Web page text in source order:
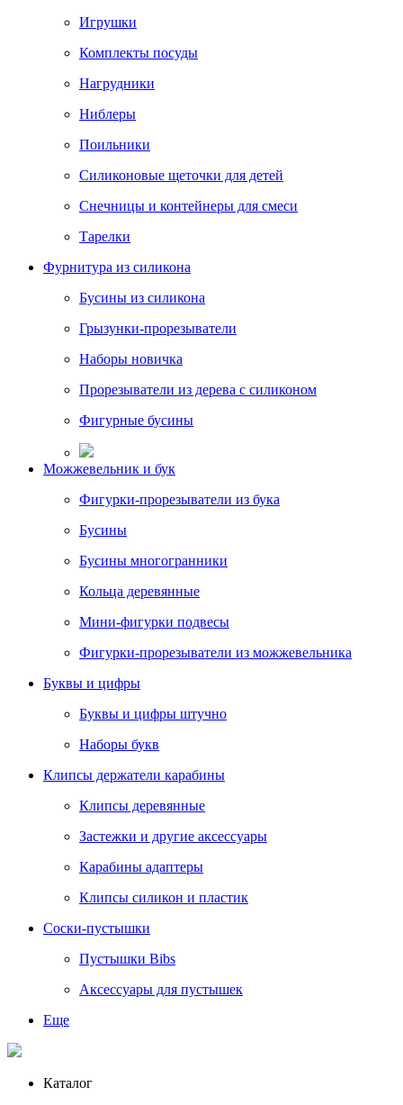
Игрушки
Комплекты посуды
Нагрудники
Ниблеры
Поильники
Силиконовые щеточки для детей
Снечницы и контейнеры для смеси
Тарелки
Фурнитура из силикона
Бусины из силикона
Грызунки-прорезыватели
Наборы новичка
Прорезыватели из дерева с силиконом
Фигурные бусины
Можжевельник и бук
Фигурки-прорезыватели из бука
Бусины
Бусины многогранники
Кольца деревянные
Мини-фигурки подвесы
Фигурки-прорезыватели из можжевельника
Буквы и цифры
Буквы и цифры штучно
Наборы букв
Клипсы держатели карабины
Клипсы деревянные
Застежки и другие аксессуары
Карабины адаптеры
Клипсы силикон и пластик
Соски-пустышки
Пустышки Bibs
Аксессуары для пустышек
Еще
Каталог